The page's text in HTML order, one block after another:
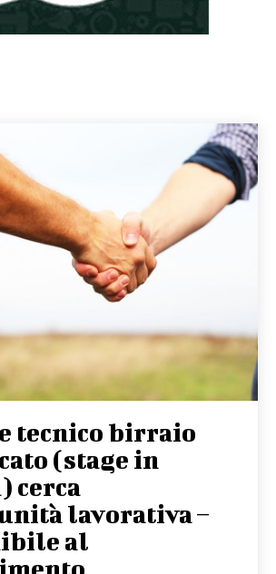
tecnico birraio
(stage in
cerca
lavorativa –
al